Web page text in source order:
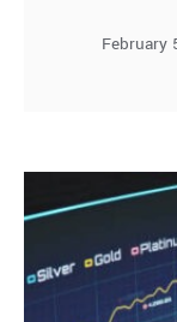
February